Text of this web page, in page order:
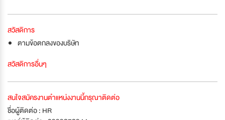
สวัสดิการ
ตามข้อตกลงของบริษัท
สวัสดิการอื่นๆ
สนใจสมัครงานตำแหน่งงานนี้กรุณาติดต่อ
ชื่อผู้ติดต่อ : HR